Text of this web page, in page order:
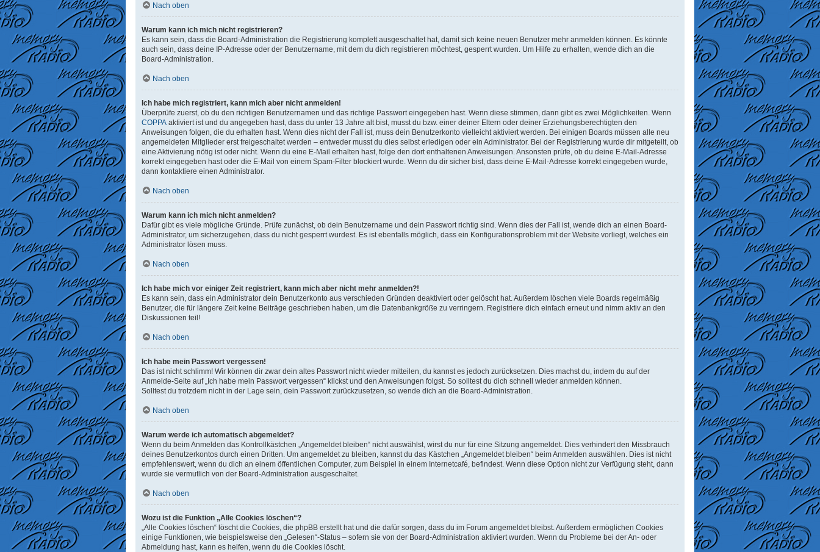
Nach oben
Warum kann ich mich nicht registrieren?
Es kann sein, dass die Board-Administration die Registrierung komplett ausgeschaltet hat, damit sich keine neuen Benutzer mehr anmelden können. Es könnte
auch sein, dass deine IP-Adresse oder der Benutzername, mit dem du dich registrieren möchtest, gesperrt wurden. Um Hilfe zu erhalten, wende dich an die
Board-Administration.
Nach oben
Ich habe mich registriert, kann mich aber nicht anmelden!
Überprüfe zuerst, ob du den richtigen Benutzernamen und das richtige Passwort eingegeben hast. Wenn diese stimmen, dann gibt es zwei Möglichkeiten. Wenn
COPPA aktiviert ist und du angegeben hast, dass du unter 13 Jahre alt bist, musst du bzw. einer deiner Eltern oder deiner Erziehungsberechtigten den
Anweisungen folgen, die du erhalten hast. Wenn dies nicht der Fall ist, muss dein Benutzerkonto vielleicht aktiviert werden. Bei einigen Boards müssen alle neu
angemeldeten Mitglieder erst freigeschaltet werden – entweder musst du dies selbst erledigen oder ein Administrator. Bei der Registrierung wurde dir mitgeteilt, ob
eine Aktivierung nötig ist oder nicht. Wenn du eine E-Mail erhalten hast, folge den dort enthaltenen Anweisungen. Ansonsten prüfe, ob du deine E-Mail-Adresse
korrekt eingegeben hast oder die E-Mail von einem Spam-Filter blockiert wurde. Wenn du dir sicher bist, dass deine E-Mail-Adresse korrekt eingegeben wurde,
dann kontaktiere einen Administrator.
Nach oben
Warum kann ich mich nicht anmelden?
Dafür gibt es viele mögliche Gründe. Prüfe zunächst, ob dein Benutzername und dein Passwort richtig sind. Wenn dies der Fall ist, wende dich an einen Board-
Administrator, um sicherzugehen, dass du nicht gesperrt wurdest. Es ist ebenfalls möglich, dass ein Konfigurationsproblem mit der Website vorliegt, welches ein
Administrator lösen muss.
Nach oben
Ich habe mich vor einiger Zeit registriert, kann mich aber nicht mehr anmelden?!
Es kann sein, dass ein Administrator dein Benutzerkonto aus verschieden Gründen deaktiviert oder gelöscht hat. Außerdem löschen viele Boards regelmäßig
Benutzer, die für längere Zeit keine Beiträge geschrieben haben, um die Datenbankgröße zu verringern. Registriere dich einfach erneut und nimm aktiv an den
Diskussionen teil!
Nach oben
Ich habe mein Passwort vergessen!
Das ist nicht schlimm! Wir können dir zwar dein altes Passwort nicht wieder mitteilen, du kannst es jedoch zurücksetzen. Dies machst du, indem du auf der
Anmelde-Seite auf „Ich habe mein Passwort vergessen“ klickst und den Anweisungen folgst. So solltest du dich schnell wieder anmelden können.
Solltest du trotzdem nicht in der Lage sein, dein Passwort zurückzusetzen, so wende dich an die Board-Administration.
Nach oben
Warum werde ich automatisch abgemeldet?
Wenn du beim Anmelden das Kontrollkästchen „Angemeldet bleiben“ nicht auswählst, wirst du nur für eine Sitzung angemeldet. Dies verhindert den Missbrauch
deines Benutzerkontos durch einen Dritten. Um angemeldet zu bleiben, kannst du das Kästchen „Angemeldet bleiben“ beim Anmelden auswählen. Dies ist nicht
empfehlenswert, wenn du dich an einem öffentlichen Computer, zum Beispiel in einem Internetcafé, befindest. Wenn diese Option nicht zur Verfügung steht, dann
wurde sie vermutlich von der Board-Administration ausgeschaltet.
Nach oben
Wozu ist die Funktion „Alle Cookies löschen“?
„Alle Cookies löschen“ löscht die Cookies, die phpBB erstellt hat und die dafür sorgen, dass du im Forum angemeldet bleibst. Außerdem ermöglichen Cookies
einige Funktionen, wie beispielsweise den „Gelesen“-Status – sofern sie von der Board-Administration aktiviert wurden. Wenn du Probleme bei der An- oder
Abmeldung hast, kann es helfen, wenn du die Cookies löscht.